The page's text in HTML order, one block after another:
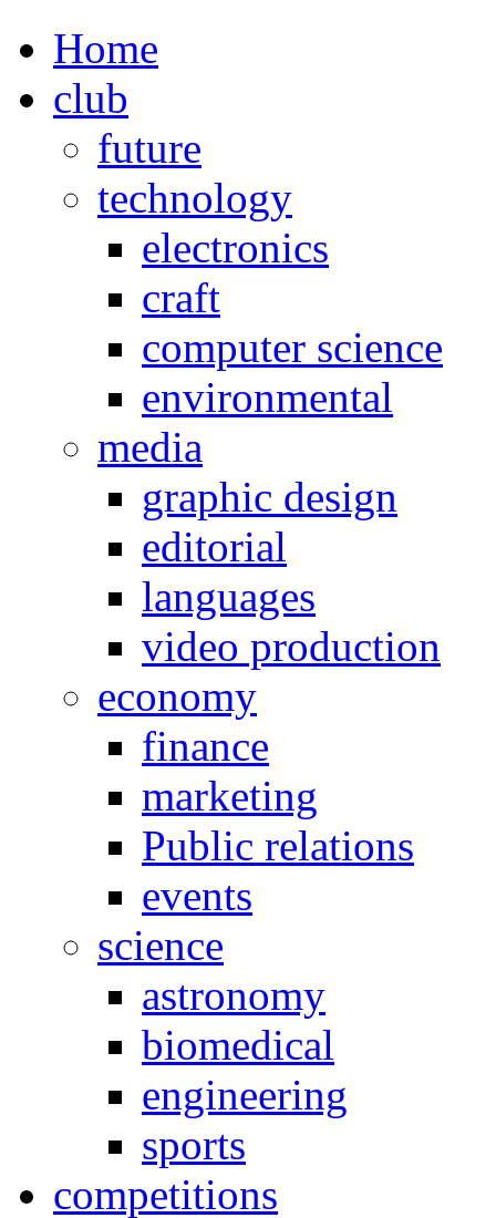
Home
club
future
technology
electronics
craft
computer science
environmental
media
graphic design
editorial
languages
video production
economy
finance
marketing
Public relations
events
science
astronomy
biomedical
engineering
sports
competitions